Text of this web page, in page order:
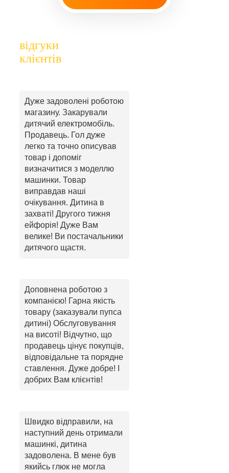
відгуки
клієнтів
Дуже задоволені роботою
магазину. Закарували
дитячий електромобіль.
Продавець. Гол дуже
легко та точно описував
товар і допоміг
визначитися з моделлю
машинки. Товар
виправдав наші
очікування. Дитина в
захваті! Другого тижня
ейфорія! Дуже Вам
велике! Ви постачальники
дитячого щастя.
Доповнена роботою з
компанією! Гарна якість
товару (заказували пупса
дитині) Обслуговування
на висоті! Відчутно, що
продавець цінує покупців,
відповідальне та порядне
ставлення. Дуже добре! І
добрих Вам клієнтів!
Швидко відправили, на
наступний день отримали
машинкі, дитина
задоволена. В мене був
якийсь глюк не могла